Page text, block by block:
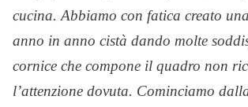
cucina. Abbiamo con fatica creato
anno in anno cistà dando molte
cornice che compone il quadro non
l’attenzione dovuta. Cominciamo